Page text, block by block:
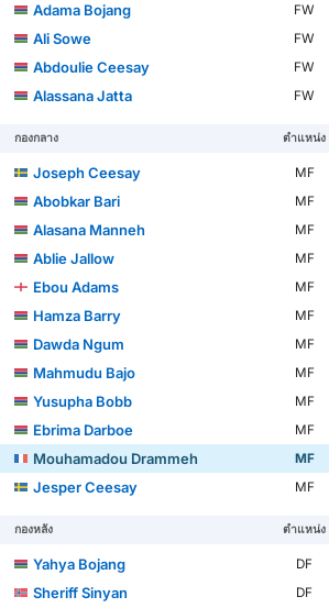
Adama Bojang
FW
Ali Sowe
FW
Abdoulie Ceesay
FW
Alassana Jatta
FW
กองกลาง ตำแหน่ง
Joseph Ceesay MF
Abobkar Bari
MF
Alasana Manneh
MF
Ablie Jallow
MF
Ebou Adams
MF
Hamza Barry
MF
Dawda Ngum
MF
Mahmudu Bajo
MF
Yusupha Bobb
MF
Ebrima Darboe
MF
Mouhamadou Drammeh
MF
Jesper Ceesay
MF
กองหลัง ตำแหน่ง
Yahya Bojang DF
Sheriff Sinyan
DF